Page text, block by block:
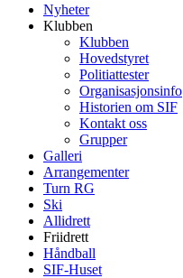
Nyheter
Klubben
Klubben
Hovedstyret
Politiattester
Organisasjonsinfo
Historien om SIF
Kontakt oss
Grupper
Galleri
Arrangementer
Turn RG
Ski
Allidrett
Friidrett
Håndball
SIF-Huset